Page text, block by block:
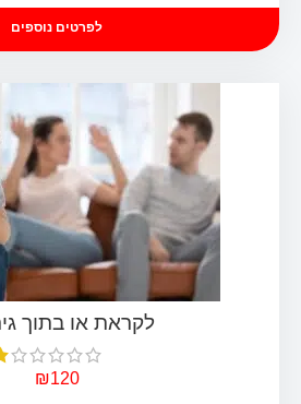
לפרטים נוספים
₪120